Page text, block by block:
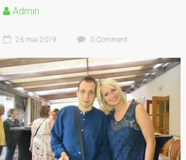
Admin
26 mai 2019 0 Comment